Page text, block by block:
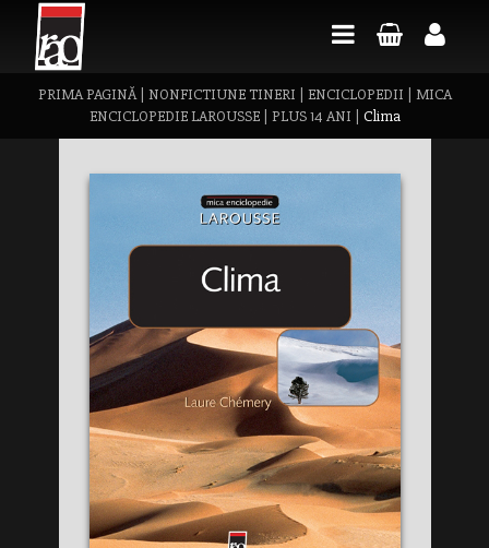
PRIMA PAGINĂ| NONFICTIUNE TINERI ENCICLOPEDII
MICA
ENCICLOPEDIE LAROUSSE| PLUS 14 ANI Clima